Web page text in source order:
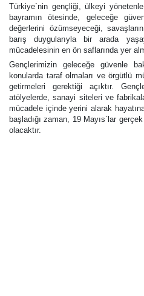
Türkiye`nin gençliği, ülkeyi
bayramın ötesinde, geleceğe
değerlerini özümseyeceği,
barış duygularıyla bir arada
mücadelesinin en ön saflarında yer
Gençlerimizin geleceğe güvenle
konularda taraf olmaları ve örgütlü
getirmeleri gerektiği açıktır.
atölyelerde, sanayi siteleri ve
mücadele içinde yerini alarak
başladığı zaman, 19 Mayıs`lar
olacaktır.